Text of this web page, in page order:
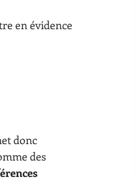
en évidence
donc
des